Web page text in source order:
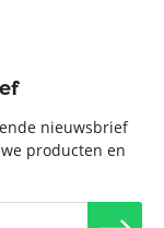
nieuwsbrief
producten en